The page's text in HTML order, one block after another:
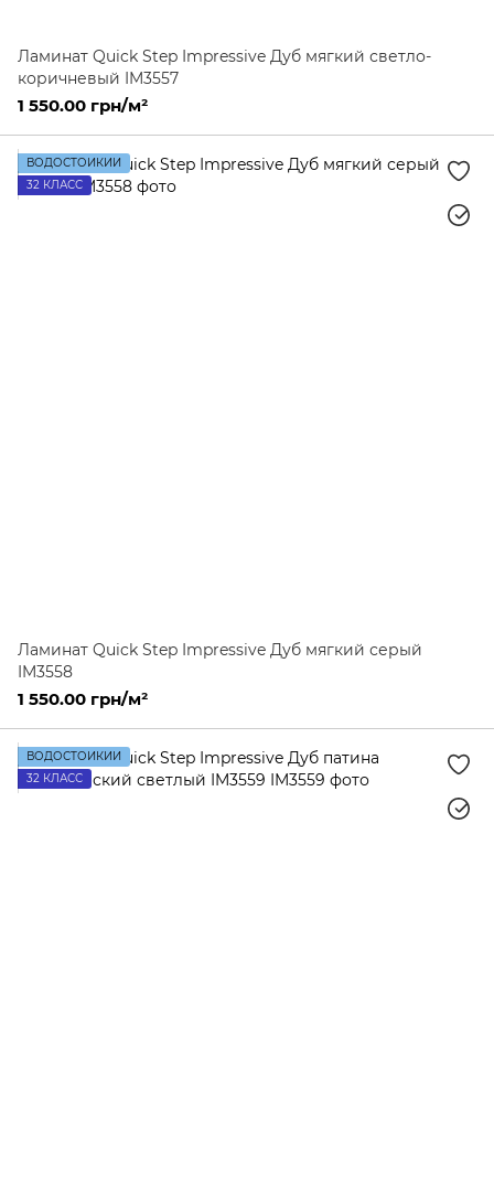
Ламинат Quick Step Impressive Дуб мягкий светло-
коричневый IM3557
1 550.00 грн/м²
ВОДОСТОЙКИЙ
32 КЛАСС
Ламинат Quick Step Impressive Дуб мягкий серый
IM3558
1 550.00 грн/м²
ВОДОСТОЙКИЙ
32 КЛАСС